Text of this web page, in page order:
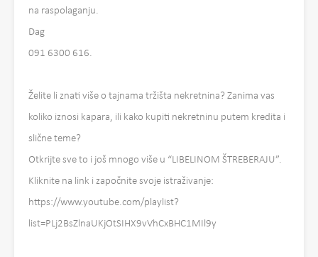
na raspolaganju.
Dag
091 6300 616.
Želite li znati više o tajnama tržišta nekretnina? Zanima vas
koliko iznosi kapara, ili kako kupiti nekretninu putem kredita i
slične teme?
Otkrijte sve to i još mnogo više u “LIBELINOM ŠTREBERAJU”.
Kliknite na link i započnite svoje istraživanje:
https://www.youtube.com/playlist?
list=PLj2BsZlnaUKjOtSIHX9vVhCxBHC1MIl9y